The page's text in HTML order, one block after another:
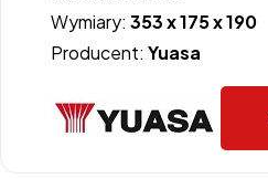
Wymiary: 353 x 175 x 190
Producent: Yuasa